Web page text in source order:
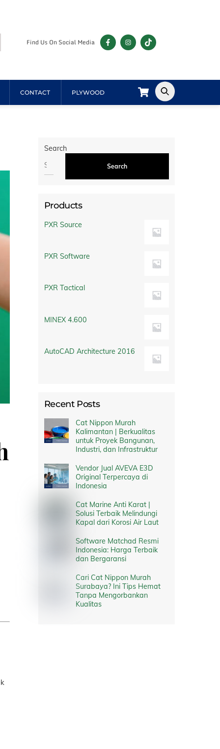
Cart
CONTACT PLYWOOD
Find Us On Social Media
Search
Search
Products
PXR Source
PXR Software
PXR Tactical
MINEX 4.600
AutoCAD Architecture 2016
Recent Posts
Cat Nippon Murah
Kalimantan | Berkualitas
untuk Proyek Bangunan,
Industri, dan Infrastruktur
Vendor Jual AVEVA E3D
Original Terpercaya di
Indonesia
Cat Marine Anti Karat |
Solusi Terbaik Melindungi
Kapal dari Korosi Air Laut
Software Matchad Resmi
Indonesia: Harga Terbaik
dan Bergaransi
Cari Cat Nippon Murah
Surabaya? Ini Tips Hemat
Tanpa Mengorbankan
Kualitas